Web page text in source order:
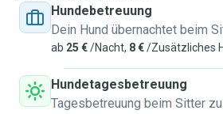
Homeoffice - dadurch bin ich zeitlich
oft zu Hause. In der Vergangenheit
und zu den Hund (Windhund) einer
gehen, füttern, beschäftigen und
leisten.
Hundebetreuung
Dein Hund übernachtet beim
ab 25 €/Nacht, 8 €/Zusätzliches
Hundetagesbetreuung
Tagesbetreuung beim Sitter